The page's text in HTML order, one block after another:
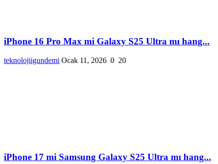
iPhone 16 Pro Max mi Galaxy S25 Ultra mı hang...
teknolojiigundemi Ocak 11, 2026 0 20
iPhone 17 mi Samsung Galaxy S25 Ultra mı hang...